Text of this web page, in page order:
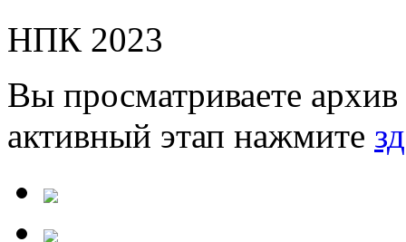
НПК 2023
Вы просматриваете
активный этап нажмите